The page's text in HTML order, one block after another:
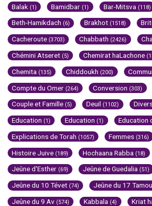
Balak (1) Bamidbar (1) Bar-Mitsva (118)
Beth-Hamikdach (6) Brakhot (1518)
Cacheroute (3703) Chabbath (2426)
Chémini Atseret (5) Chemirat haLachone
Chemita (135) Chiddoukh (200)
Compte du Omer (264) Conversion (303)
Couple et Famille (5) Deuil (1102)
Education (1) Education (1) Education
Explications de Torah (1057) Femmes (316)
Histoire Juive (189) Hochaana Rabba (18)
Jeûne d'Esther (69) Jeûne de Guedalia (51)
Jeûne du 10 Tévet (74) Jeûne du 17
Jeûne du 9 Av (574) Kabbala (4) Kriat